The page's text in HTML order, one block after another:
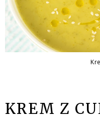
KREM Z